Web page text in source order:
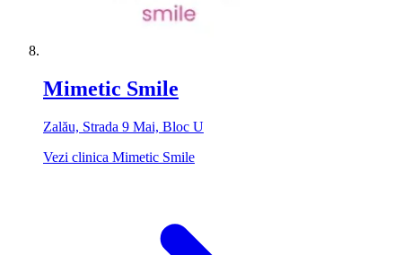
Mimetic Smile
Zalău, Strada 9 Mai, Bloc U
Vezi clinica Mimetic Smile